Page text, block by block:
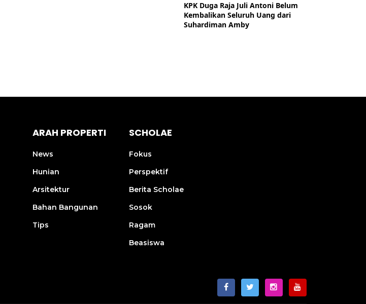
KPK Duga Raja Juli Antoni Belum
Kembalikan Seluruh Uang dari
Suhardiman Amby
ARAH PROPERTI
News
Hunian
Arsitektur
Bahan Bangunan
Tips
SCHOLAE
Fokus
Perspektif
Berita Scholae
Sosok
Ragam
Beasiswa